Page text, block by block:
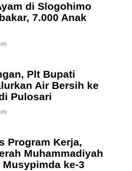
di Slogohimo
7.000 Anak
Plt Bupati
Air Bersih ke
Pulosari
Program Kerja,
Muhammadiyah
Musypimda ke-3